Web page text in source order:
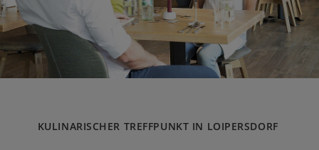
KULINARISCHER TREFFPUNKT IN LOIPERSDORF